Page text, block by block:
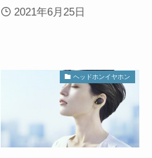
2021年6月25日
ヘッドホンイヤホン